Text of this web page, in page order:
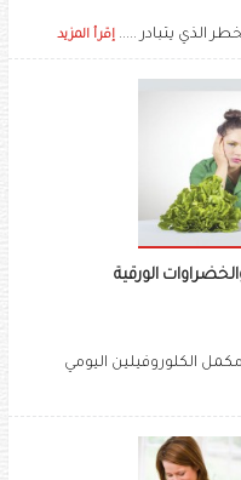
الذي يتبادر ..... إقرأ المزيد
الورقية
الكلوروفيلين اليومي